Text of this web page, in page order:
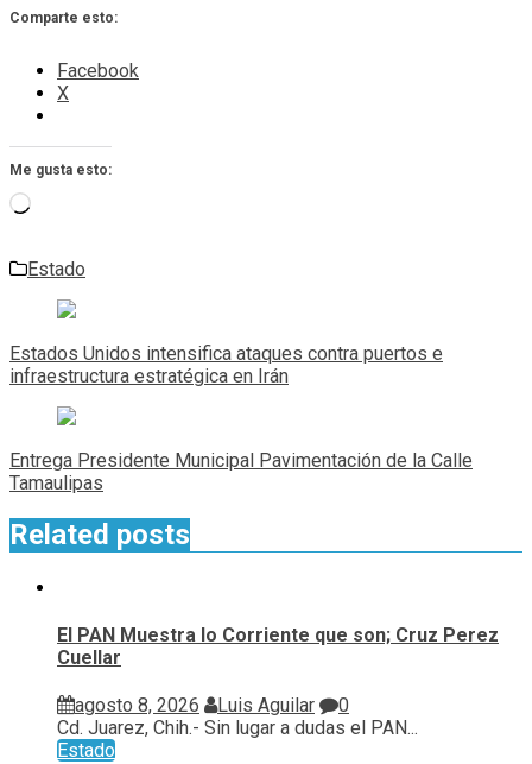
Comparte esto:
Facebook
X
Me gusta esto:
Cargando...
Estado
Navegación
de
entradas
Estados Unidos intensifica ataques contra puertos e
infraestructura estratégica en Irán
Entrega Presidente Municipal Pavimentación de la Calle
Tamaulipas
Related posts
El PAN Muestra lo Corriente que son; Cruz Perez
Cuellar
agosto 8, 2026 Luis Aguilar
0
Cd. Juarez, Chih.- Sin lugar a dudas el PAN...
Estado